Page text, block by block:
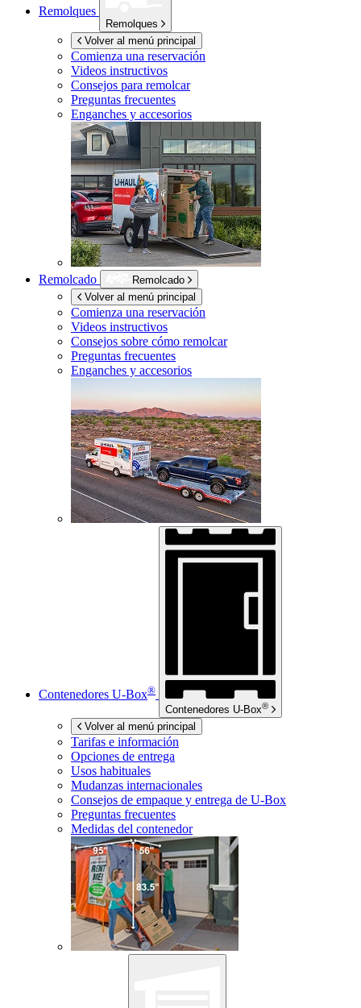
Remolques
Remolques
Volver al menú principal
Comienza una reservación
Videos instructivos
Consejos para remolcar
Preguntas frecuentes
Enganches y accesorios
Remolcado
Remolcado
Volver al menú principal
Comienza una reservación
Videos instructivos
Consejos sobre cómo remolcar
Preguntas frecuentes
Enganches y accesorios
Contenedores U-Box®
Contenedores U-Box®
Volver al menú principal
Tarifas e información
Opciones de entrega
Usos habituales
Mudanzas internacionales
Consejos de empaque y entrega de U-Box
Preguntas frecuentes
Medidas del contenedor